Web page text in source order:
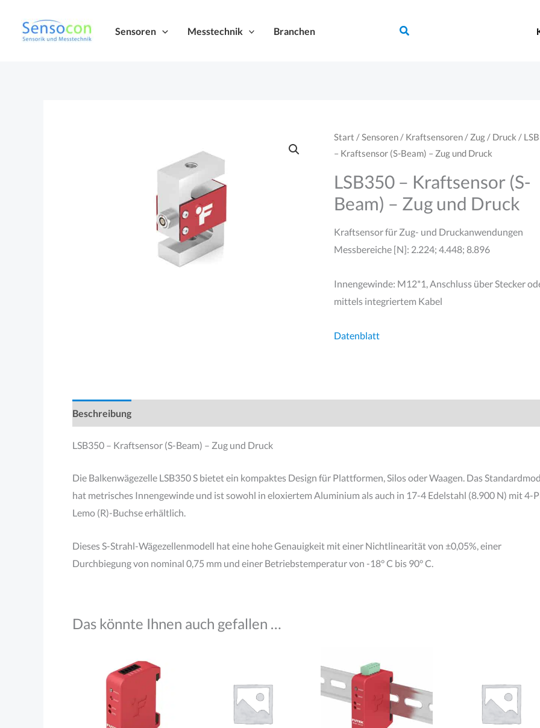
Inhalt
springen
Sensoren Messtechnik Branchen Suchen
Start /Sensoren/ Kraftsensoren/ Zug / Druck /
– Kraftsensor (S-Beam) – Zug und Druck
LSB350 – Kraftsensor (S-
Beam) – Zug und Druck
Kraftsensor für Zug- und Druckanwendungen
Messbereiche [N]: 2.224; 4.448; 8.896
Innengewinde: M12*1, Anschluss über Stecker
mittels integriertem Kabel
Datenblatt
Beschreibung
LSB350 – Kraftsensor (S-Beam) – Zug und Druck
Die Balkenwägezelle LSB350 S bietet ein kompaktes Design für Plattformen, Silos oder Waagen. Das
hat metrisches Innengewinde und ist sowohl in eloxiertem Aluminium als auch in 17-4 Edelstahl (8.900 N) mit 4-
Lemo (R)-Buchse erhältlich.
Dieses S-Strahl-Wägezellenmodell hat eine hohe Genauigkeit mit einer Nichtlinearität von ±0,05%, einer
Durchbiegung von nominal 0,75 mm und einer Betriebstemperatur von -18° C bis 90° C.
Das könnte Ihnen auch gefallen …